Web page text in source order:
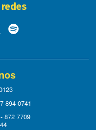
894 0741
872 7709